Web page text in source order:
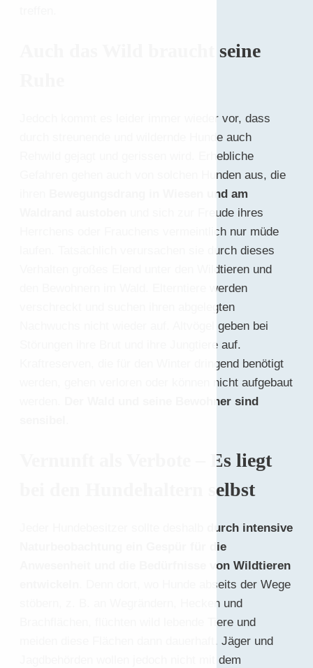
Auch das Wild braucht seine
Jedoch kommt es leider immer wieder vor, dass
durch streunende und wildernde Hunde auch
Rehwild gejagt und gerissen wird. Erhebliche
Gefahren gehen auch von solchen Hunden aus, die
Bewegungsdrang in Wiesen und am
und sich zur Freude ihres
Herrchens oder Frauchens vermeintlich nur müde
laufen. Tatsächlich verursachen sie durch dieses
Verhalten großes Elend unter den Wildtieren und
den Bewohnern im Wald. Elterntiere werden
verschreckt und suchen ihren abgelegten
Nachwuchs nicht wieder auf. Altvögel geben bei
Störungen ihre Brut und ihre Jungtiere auf.
Kraftreserven, die für den Winter dringend benötigt
werden, gehen verloren oder können nicht aufgebaut
Der Wald und seine Bewohner sind
Vernunft als Verbote – Es liegt
bei den Hundehaltern selbst
durch intensive
Naturbeobachtung ein Gespür für die
Anwesenheit und die Bedürfnisse von Wildtieren
. Denn dort, wo Hunde abseits der Wege
stöbern, z. B. an Wegrändern, Hecken und
Brachflächen, flüchten wild lebende Tiere und
meiden diese Flächen dann dauerhaft. Jäger und
Jagdbehörden wollen jedoch nicht mit dem